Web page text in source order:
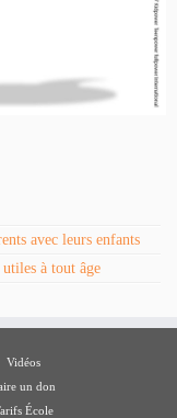
avec leurs enfants
à tout âge
Vidéos
un don
École